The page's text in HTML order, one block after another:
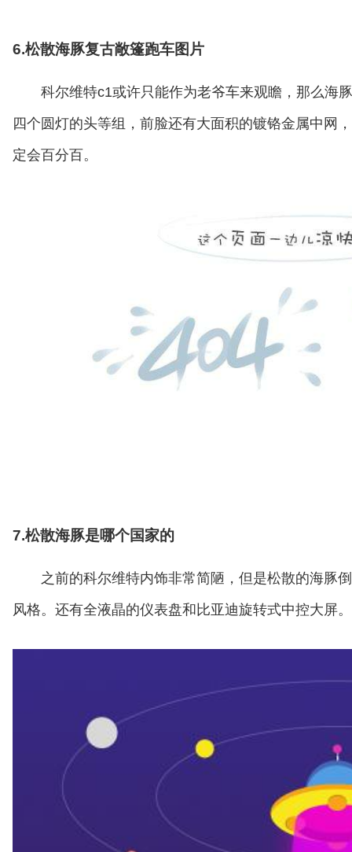
6.松散海豚复古敞篷跑车图片
科尔维特c1或许只能作为老爷车来观瞻，那么海
四个圆灯的头等组，前脸还有大面积的镀铬金属中网
定会百分百。
7.松散海豚是哪个国家的
之前的科尔维特内饰非常简陋，但是松散的海豚
风格。还有全液晶的仪表盘和比亚迪旋转式中控大屏。